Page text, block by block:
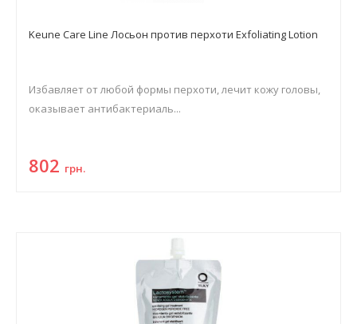
Keune Care Line Лосьон против перхоти Exfoliating Lotion
Избавляет от любой формы перхоти, лечит кожу головы,
оказывает антибактериаль...
802 грн.